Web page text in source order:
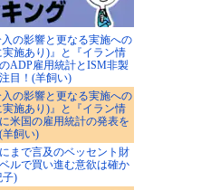
の影響と更なる実施への
施あり)』と『イラン情
ADP雇用統計とISM非製
目！(羊飼い)
の影響と更なる実施への
施あり)』と『イラン情
米国の雇用統計の発表を
羊飼い)
まで言及のベッセント財
ルで買い進む意欲は確か
子)